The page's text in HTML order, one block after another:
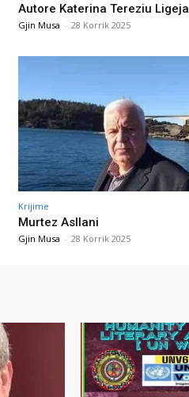
Autore Katerina Tereziu Ligeja
Gjin Musa - 28 Korrik 2025
Krijime
Murtez Asllani
Gjin Musa - 28 Korrik 2025